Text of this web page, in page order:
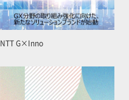
NTT G×Inno